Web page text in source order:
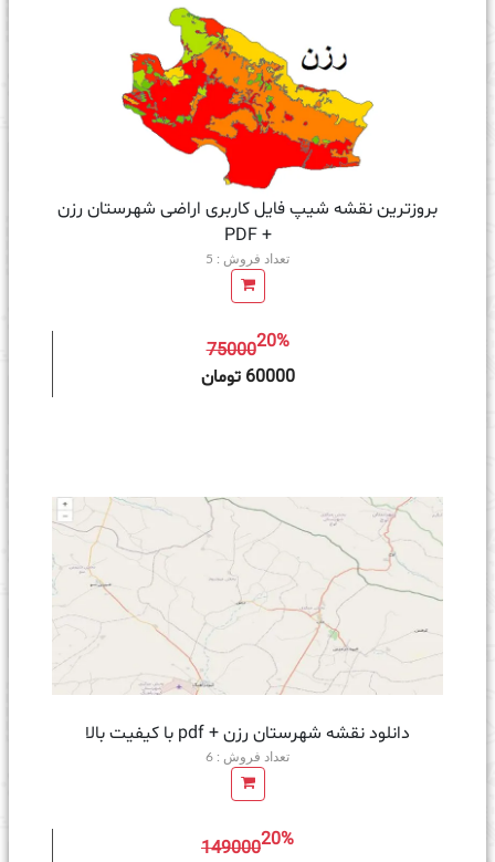
بروزترین نقشه شیپ فایل کاربری اراضی شهرستان رزن
+ PDF
تعداد فروش : 5
7500020%
60000 تومان
دانلود نقشه شهرستان رزن + pdf با کیفیت بالا
تعداد فروش : 6
14900020%